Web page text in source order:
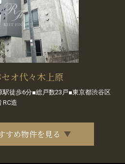
オ代々木上原
駅徒歩6分■総戸数23戸■東京都渋谷区
RC造
すめ物件を見る